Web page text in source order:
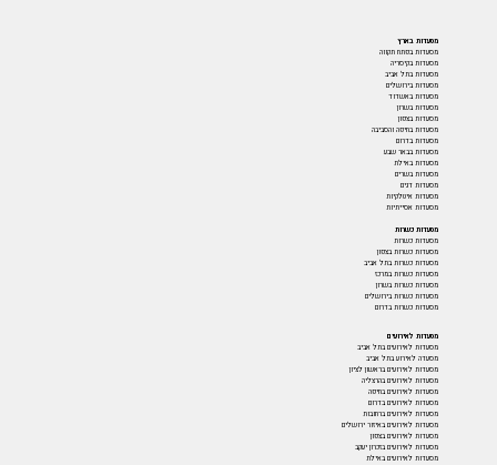
מסעדות בארץ
מסעדות בפתח תקווה
מסעדות בקיסריה
מסעדות בתל אביב
מסעדות בירושלים
מסעדות באשדוד
מסעדות בשרון
מסעדות בצפון
מסעדות בחיפה והסביבה
מסעדות בדרום
מסעדות בבאר שבע
מסעדות באילת
מסעדות בשרים
מסעדות דגים
מסעדות איטלקיות
מסעדות אסייתיות
מסעדות כשרות
מסעדות כשרות
מסעדות כשרות בצפון
מסעדות כשרות בתל אביב
מסעדות כשרות במרכז
מסעדות כשרות בשרון
מסעדות כשרות בירושלים
מסעדות כשרות בדרום
מסעדות לאירועים
מסעדות לאירועים בתל אביב
מסעדה לאירוע בתל אביב
מסעדות לאירועים בראשון לציון
מסעדות לאירועים בהרצליה
מסעדות לאירועים בחיפה
מסעדות לאירועים בדרום
מסעדות לאירועים ברחובות
מסעדות לאירועים באיזור ירושלים
מסעדות לאירועים בצפון
מסעדות לאירועים בזכרון יעקב
מסעדות לאירועים באילת